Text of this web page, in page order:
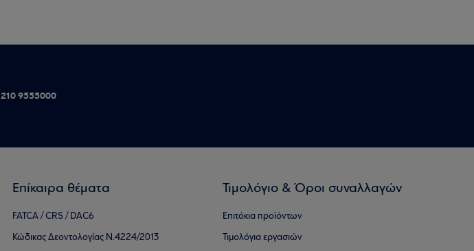
210 9555000
Επίκαιρα θέματα
FATCA / CRS / DAC6
Κώδικας Δεοντολογίας Ν.4224/2013
Τιμολόγιο & Όροι συναλλαγών
Επιτόκια προϊόντων
Τιμολόγια εργασιών